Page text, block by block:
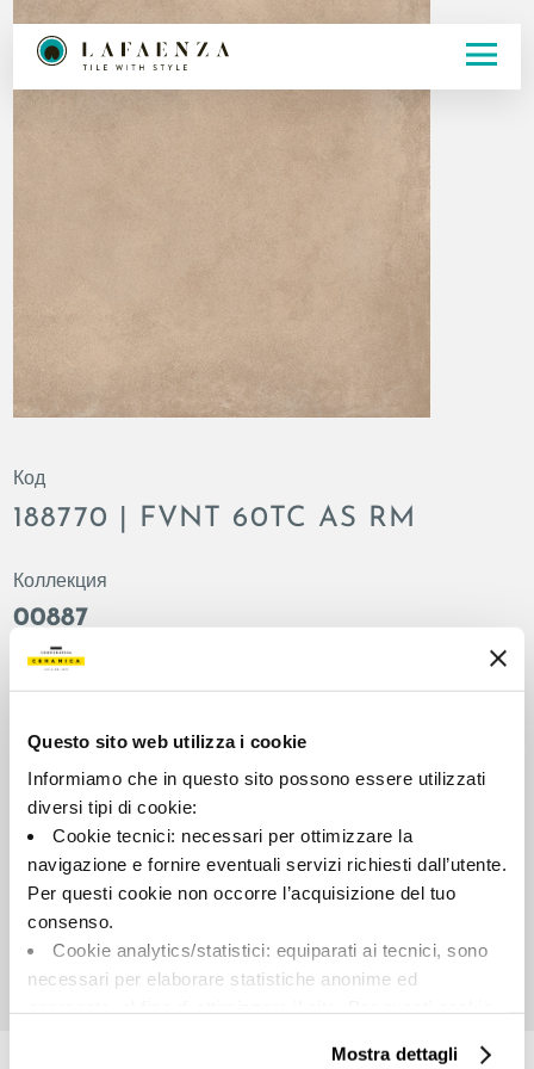
Questo sito web utilizza i cookie
Informiamo che in questo sito possono essere utilizzati
diversi tipi di cookie:
Cookie tecnici: necessari per ottimizzare la
navigazione e fornire eventuali servizi richiesti dall’utente.
Per questi cookie non occorre l’acquisizione del tuo
consenso.
Cookie analytics/statistici: equiparati ai tecnici, sono
necessari per elaborare statistiche anonime ed
Cookie di profilazione/marketing: sono utilizzati, solo
Mostra dettagli
Код
188770 | FVNT 60TC AS RM
Коллекция
00887
Цвет:
Терракотовый
Фон
Формат:
60.0x60.0
Естественный
Матовый
Разнотон:
Единица измерения:
MQ